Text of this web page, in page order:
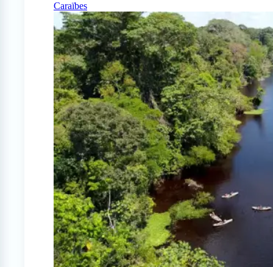
Caraïbes